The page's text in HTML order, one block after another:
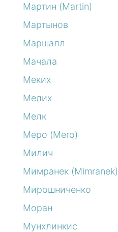
Мартин (Martin)
Мартынов
Маршалл
Мачала
Меких
Мелих
Мелк
Меро (Mero)
Милич
Мимранек (Mimranek)
Мирошниченко
Моран
Мунхлинкис